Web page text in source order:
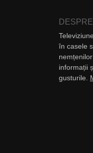
în casele
informații
gusturile.